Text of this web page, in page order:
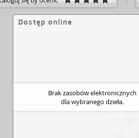
Dostęp online
Brak zasobów elektronicznych
dla wybranego dzieła.